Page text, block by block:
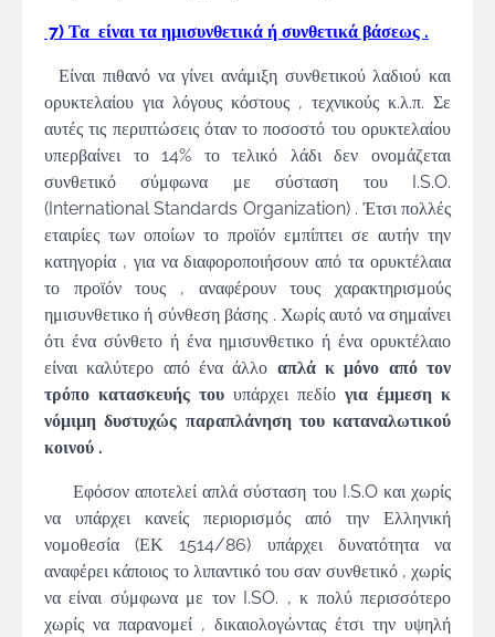
7) Τα είναι τα ημισυνθετικά ή συνθετικά βάσεως .
Είναι πιθανό να γίνει ανάμιξη συνθετικού λαδιού και
ορυκτελαίου για λόγους κόστους , τεχνικούς κ.λ.π. Σε
αυτές τις περιπτώσεις όταν το ποσοστό του ορυκτελαίου
υπερβαίνει το 14% το τελικό λάδι δεν ονομάζεται
συνθετικό σύμφωνα με σύσταση του I.S.O.
(International Standards Organization) . Έτσι πολλές
εταιρίες των οποίων το προϊόν εμπίπτει σε αυτήν την
κατηγορία , για να διαφοροποιήσουν από τα ορυκτέλαια
το προϊόν τους , αναφέρουν τους χαρακτηρισμούς
ημισυνθετικο ή σύνθεση βάσης . Χωρίς αυτό να σημαίνει
ότι ένα σύνθετο ή ένα ημισυνθετικο ή ένα ορυκτέλαιο
είναι καλύτερο από ένα άλλο απλά κ μόνο από τον
τρόπο κατασκευής του υπάρχει πεδίο για έμμεση κ
νόμιμη δυστυχώς παραπλάνηση του καταναλωτικού
κοινού .
Εφόσον αποτελεί απλά σύσταση του I.S.O και χωρίς
να υπάρχει κανείς περιορισμός από την Ελληνική
νομοθεσία (ΕΚ 1514/86) υπάρχει δυνατότητα να
αναφέρει κάποιος το λιπαντικό του σαν συνθετικό , χωρίς
να είναι σύμφωνα με τον I.SO. , κ πολύ περισσότερο
χωρίς να παρανομεί , δικαιολογώντας έτσι την υψηλή